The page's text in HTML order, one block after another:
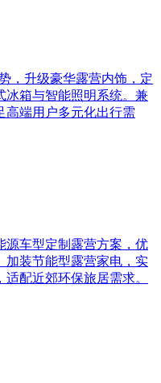
，升级豪华露营内饰，定
冰箱与智能照明系统。兼
高端用户多元化出行需
源车型定制露营方案，优
加装节能型露营家电，实
配近郊环保旅居需求。